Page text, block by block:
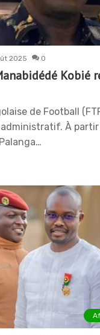
2025 0
Kobié
de Football
À partir